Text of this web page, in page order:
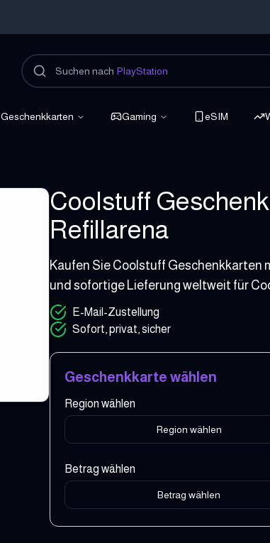
Suchen nach PlayStation
Geschenkkarten Gaming eSIM
Coolstuff
Refillarena
10 - 50 EUR
Kaufen Sie Coolstuff Geschenkkarten
und sofortige Lieferung weltweit für
E-Mail-Zustellung
Sofort, privat, sicher
Geschenkkarte wählen
Region wählen
Region wählen
Betrag wählen
Betrag wählen